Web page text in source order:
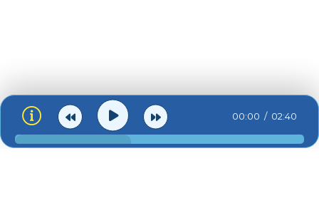
00:00 02:40